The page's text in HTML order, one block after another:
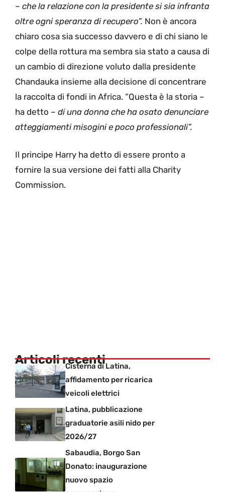
– che la relazione con la presidente si sia infranta
oltre ogni speranza di recupero”. Non è ancora
chiaro cosa sia successo davvero e di chi siano le
colpe della rottura ma sembra sia stato a causa di
un cambio di direzione voluto dalla presidente
Chandauka insieme alla decisione di concentrare
la raccolta di fondi in Africa. “Questa è la storia –
ha detto – di una donna che ha osato denunciare
atteggiamenti misogini e poco professionali”.
Il principe Harry ha detto di essere pronto a
fornire la sua versione dei fatti alla Charity
Commission.
Articoli recenti
Cisterna di Latina,
affidamento per ricarica
veicoli elettrici
Latina, pubblicazione
graduatorie asili nido per
2026/27
Sabaudia, Borgo San
Donato: inaugurazione
nuovo spazio